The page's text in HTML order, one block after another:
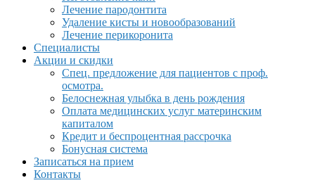
Лечение пародонтита
Удаление кисты и новообразований
Лечение перикоронита
Специалисты
Акции и скидки
Спец. предложение для пациентов с проф.
осмотра.
Белоснежная улыбка в день рождения
Оплата медицинских услуг материнским
капиталом
Кредит и беспроцентная рассрочка
Бонусная система
Записаться на прием
Контакты